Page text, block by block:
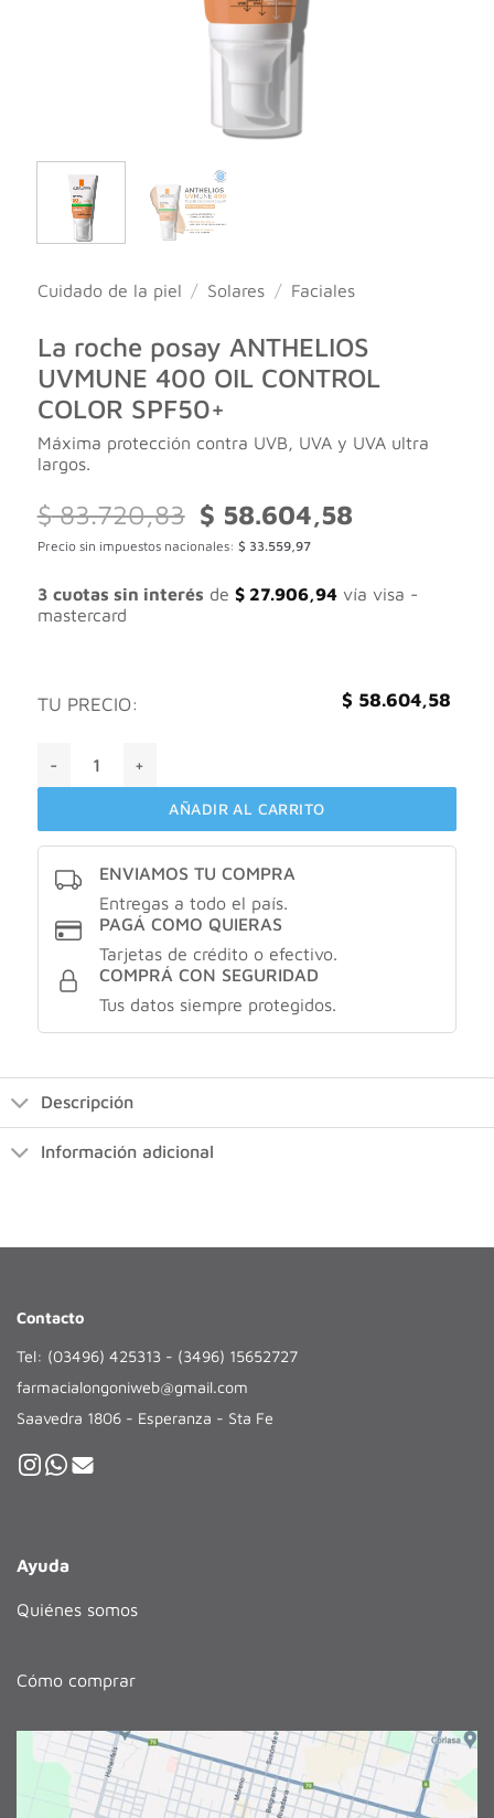
Cuidado de la piel / Solares / Faciales
La roche posay ANTHELIOS
UVMUNE 400 OIL CONTROL
COLOR SPF50+
Máxima protección contra UVB, UVA y UVA ultra
largos.
$83.720,83
El
precio
original
$ 83.720,83.
$ 58.604,58El
$ 58.604,58.
Precio sin impuestos nacionales: $ 33.559,97
3 cuotas sin interés de $27.906,94vía visa -
mastercard
TU PRECIO: $ 58.604,58
AÑADIR AL CARRITO
ENVIAMOS TU COMPRA
Entregas a todo el país.
PAGÁ COMO QUIERAS
Tarjetas de crédito o efectivo.
COMPRÁ CON SEGURIDAD
Tus datos siempre protegidos.
Descripción
Información adicional
Contacto
Tel: (03496) 425313 - (3496) 15652727
farmacialongoniweb@gmail.com
Saavedra 1806 - Esperanza - Sta Fe
Ayuda
Quiénes somos
Cómo comprar